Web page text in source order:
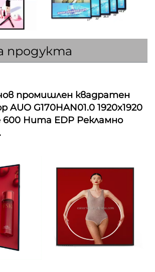
продукта
промишлен квадратен
AUO G170HAN01.0 1920x1920
Нита EDP Рекламно
.